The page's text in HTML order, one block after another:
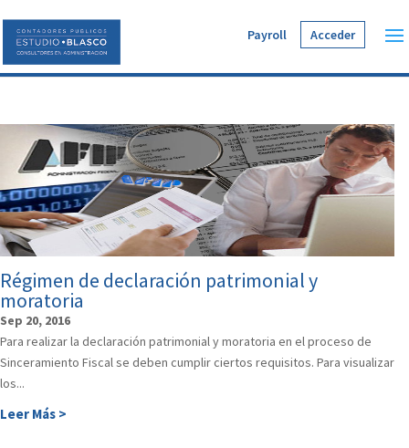
Payroll Acceder
Régimen de declaración patrimonial y
moratoria
Sep 20, 2016
Para realizar la declaración patrimonial y moratoria en el proceso de
Sinceramiento Fiscal se deben cumplir ciertos requisitos. Para visualizar
los...
Leer Más >